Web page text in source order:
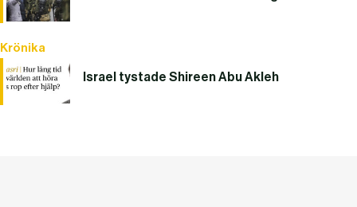
Krönika
Israel tystade Shireen Abu Akleh